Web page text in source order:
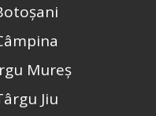
Mureș
Jiu